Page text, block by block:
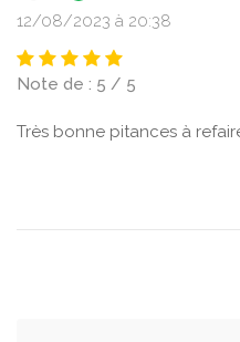
12/08/2023 à 20:38
Note de : 5 / 5
Très bonne pitances à